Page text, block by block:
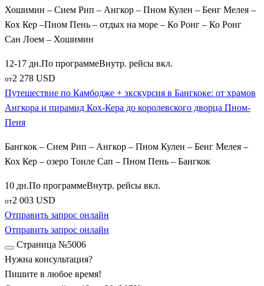
Санлоем) — уединенный и тихий остров, практически
лишенный дорог, который дарит туристам атмосферу
абсолютного релакса, дикой природы, спокойных бухт с
Удобный азиатский транзит: Бангкок и Хошимин
В связи со спецификой международных перелетов, огромной
популярностью среди российских туристов стали
программы позволяют в рамках одной поездки совместить
Камбоджу с посещением ключевых мегаполисов соседних
государств, откуда невероятно удобно добираться до Сием
Рипа или Пномпеня. Программы полетов составлены очень
грамотно: по пути на экскурсии или обратно
путешественники проводят 1–2 дня в транзитных городах.
Вы сможете разнообразить свой отпуск, выбрав маршрут
через яркийБангкок
Таиланда и прокатиться по каналам реки Чао Прайя. Не менее
Хошимин – Сием Рип – Ангкор – Пном Кулен – Бенг Мелея –
Кох Кер –Пном Пень – отдых на море – Ко Ронг – Ко Ронг
Сан Лоем – Хошимин
12-17 дн.По программеВнутр. рейсы вкл.
от2 278 USD
Путешествие по Камбодже + экскурсия в Бангкоке: от храмов
Ангкора и пирамид Кох-Кера до королевского дворца Пном-
Пеня
Бангкок – Сием Рип – Ангкор – Пном Кулен – Бенг Мелея –
Кох Кер – озеро Тонле Сап – Пном Пень – Бангкок
10 дн.По программеВнутр. рейсы вкл.
от2 003 USD
Отправить запрос онлайн
Отправить запрос онлайн
Страница №5006
Нужна консультация?
Пишите в любое время!